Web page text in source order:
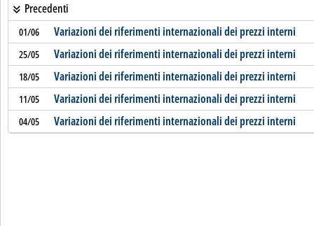
Precedenti
01/06 Variazioni dei riferimenti internazionali dei prezzi interni
25/05 Variazioni dei riferimenti internazionali dei prezzi interni
18/05 Variazioni dei riferimenti internazionali dei prezzi interni
11/05 Variazioni dei riferimenti internazionali dei prezzi interni
04/05 Variazioni dei riferimenti internazionali dei prezzi interni